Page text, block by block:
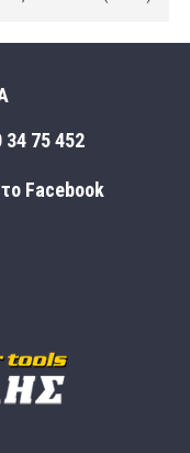
34 75 452
Facebook